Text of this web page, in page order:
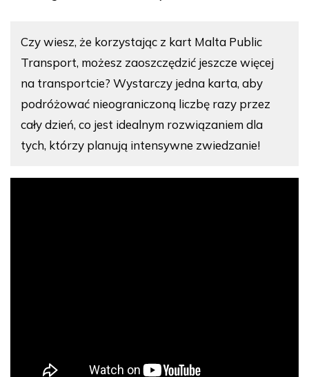
Czy wiesz, że korzystając z kart Malta Public
Transport, możesz zaoszczędzić jeszcze więcej
na transportcie? Wystarczy jedna karta, aby
podróżować nieograniczoną liczbę razy przez
cały dzień, co jest idealnym rozwiązaniem dla
tych, którzy planują intensywne zwiedzanie!